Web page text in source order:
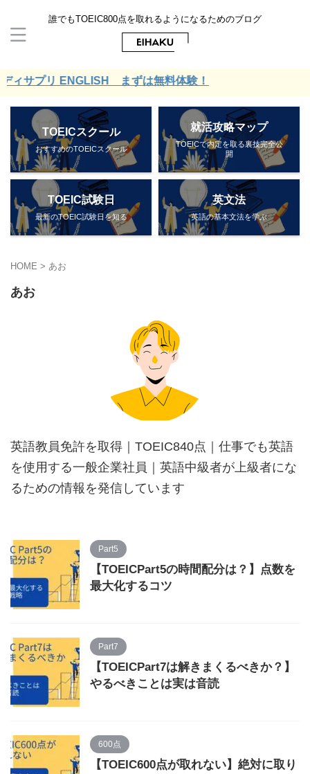
誰でもTOEIC800点を取れるようになるためのブログ
プリ ENGLISH まずは無料体験！
TOEICスクール
おすすめのTOEICスクール
就活攻略マップ
TOEICで内定を取る裏技完全公
開
TOEIC試験日
最新のTOEIC試験日を知る
英文法
英語の基本文法を学ぶ
HOME > あお
あお
英語教員免許を取得｜TOEIC840点｜仕事でも英語
を使用する一般企業社員｜英語中級者が上級者にな
るための情報を発信しています
Part5
【TOEICPart5の時間配分は？】点数を
最大化するコツ
Part7
【TOEICPart7は解きまくるべきか？】
やるべきことは実は音読
600点
【TOEIC600点が取れない】絶対に取り